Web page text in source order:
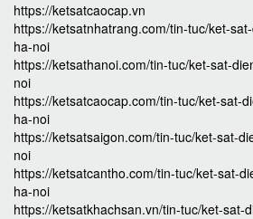
https://ketsatcaocap.vn
https://ketsatnhatrang.com/tin-tuc/ket-
ha-noi
https://ketsathanoi.com/tin-tuc/ket-sat-
noi
https://ketsatcaocap.com/tin-tuc/ket-sat-
ha-noi
https://ketsatsaigon.com/tin-tuc/ket-sat-
noi
https://ketsatcantho.com/tin-tuc/ket-sat-
ha-noi
https://ketsatkhachsan.vn/tin-tuc/ket-sat-